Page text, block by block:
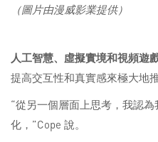
（圖片由漫威影業提供）
人工智慧、虛擬實境和視頻遊
提高交互性和真實感來極大地
“從另一個層面上思考，我認
化，”Cope 說。